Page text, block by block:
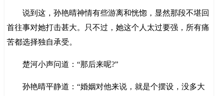
说到这，孙艳晴神情有些游离和恍惚，显然那段不堪回
首往事对她打击甚大。只不过，她这个人太过要强，所有痛
苦都选择独自承受。
楚河小声问道：“那后来呢?”
孙艳晴平静道：“婚姻对他来说，就是个摆设，没多大